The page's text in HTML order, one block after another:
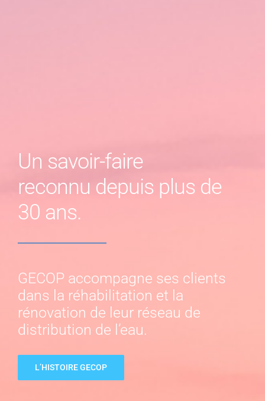
Un savoir-faire
reconnu depuis plus de
30 ans.
GECOP accompagne ses clients
dans la réhabilitation et la
rénovation de leur réseau de
distribution de l’eau.
L’HISTOIRE GECOP